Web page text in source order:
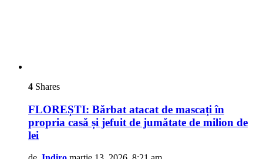
4 Shares
FLOREȘTI: Bărbat atacat de mascați în
propria casă și jefuit de jumătate de milion de
lei